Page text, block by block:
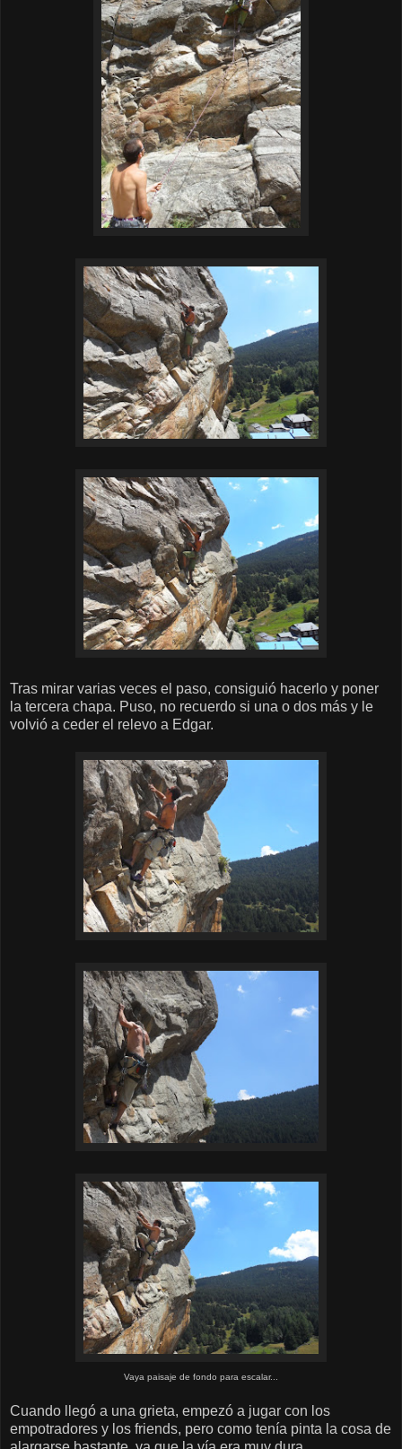
Tras mirar varias veces el paso, consiguió hacerlo y poner
la tercera chapa. Puso, no recuerdo si una o dos más y le
volvió a ceder el relevo a Edgar.
Vaya paisaje de fondo para escalar...
Cuando llegó a una grieta, empezó a jugar con los
empotradores y los friends, pero como tenía pinta la cosa de